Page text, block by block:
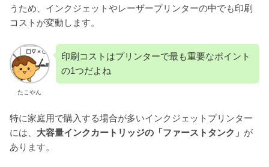
うため、インクジェットやレーザープリンターの中でも印刷
コストが変動します。
たこやん
印刷コストはプリンターで最も重要なポイント
の1つだよね
特に家庭用で購入する場合が多いインクジェットプリンター
には、 大容量インクカートリッジの「ファーストタンク」 が
あります。